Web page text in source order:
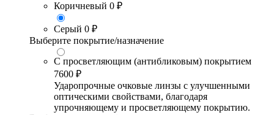
Коричневый 0 ₽
Серый 0 ₽
Выберите покрытие/назначение
С просветляющим (антибликовым) покрытием
7600 ₽
Ударопрочные очковые линзы с улучшенными
оптическими свойствами, благодаря
упрочняющему и просветляющему покрытию.